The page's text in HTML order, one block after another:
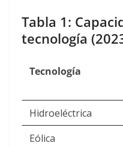
Tabla 1:
tecnología
Tecnología
Hidroeléctrica
Eólica